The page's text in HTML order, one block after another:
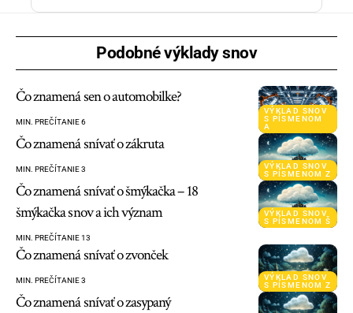
Podobné výklady snov
VÝKLAD SNOV
S PÍSMENOM
A
Čo znamená sen o automobilke?
MIN. PREČÍTANIE 6
VÝKLAD SNOV
S PÍSMENOM Z
Čo znamená snívať o zákruta
MIN. PREČÍTANIE 3
VÝKLAD SNOV
S PÍSMENOM Š
Čo znamená snívať o šmýkačka – 18
šmýkačka snov a ich význam
MIN. PREČÍTANIE 13
VÝKLAD SNOV
S PÍSMENOM Z
Čo znamená snívať o zvonček
MIN. PREČÍTANIE 3
Čo znamená snívať o zasypaný